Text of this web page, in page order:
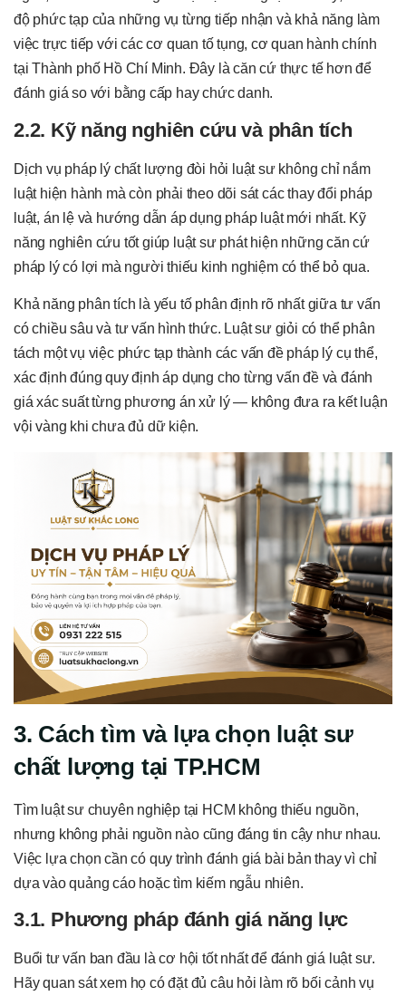
độ phức tạp của những vụ từng tiếp nhận và khả năng làm
việc trực tiếp với các cơ quan tố tụng, cơ quan hành chính
tại Thành phố Hồ Chí Minh. Đây là căn cứ thực tế hơn để
đánh giá so với bằng cấp hay chức danh.
2.2. Kỹ năng nghiên cứu và phân tích
Dịch vụ pháp lý chất lượng đòi hỏi luật sư không chỉ nắm
luật hiện hành mà còn phải theo dõi sát các thay đổi pháp
luật, án lệ và hướng dẫn áp dụng pháp luật mới nhất. Kỹ
năng nghiên cứu tốt giúp luật sư phát hiện những căn cứ
pháp lý có lợi mà người thiếu kinh nghiệm có thể bỏ qua.
Khả năng phân tích là yếu tố phân định rõ nhất giữa tư vấn
có chiều sâu và tư vấn hình thức. Luật sư giỏi có thể phân
tách một vụ việc phức tạp thành các vấn đề pháp lý cụ thể,
xác định đúng quy định áp dụng cho từng vấn đề và đánh
giá xác suất từng phương án xử lý — không đưa ra kết luận
vội vàng khi chưa đủ dữ kiện.
3. Cách tìm và lựa chọn luật sư
chất lượng tại TP.HCM
Tìm luật sư chuyên nghiệp tại HCM không thiếu nguồn,
nhưng không phải nguồn nào cũng đáng tin cậy như nhau.
Việc lựa chọn cần có quy trình đánh giá bài bản thay vì chỉ
dựa vào quảng cáo hoặc tìm kiếm ngẫu nhiên.
3.1. Phương pháp đánh giá năng lực
Buổi tư vấn ban đầu là cơ hội tốt nhất để đánh giá luật sư.
Hãy quan sát xem họ có đặt đủ câu hỏi làm rõ bối cảnh vụ